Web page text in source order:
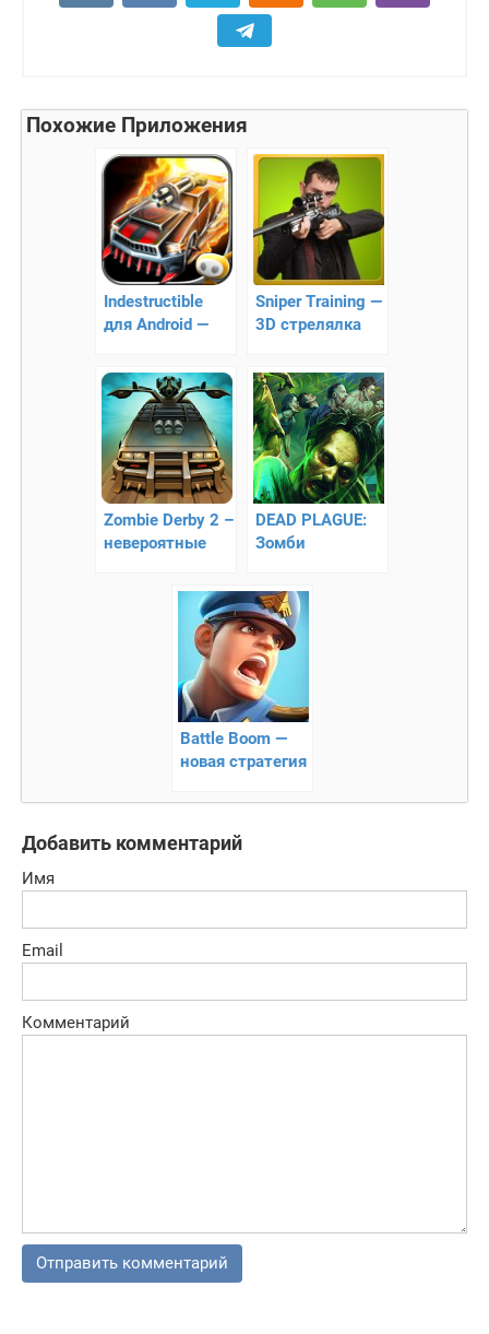
Похожие Приложения
Indestructible
для Android —
3D гонки на
выживание
Sniper Training —
3D стрелялка
Zombie Derby 2 –
невероятные
DEAD PLAGUE:
Зомби
Battle Boom —
новая стратегия
Добавить комментарий
Имя
Email
Комментарий